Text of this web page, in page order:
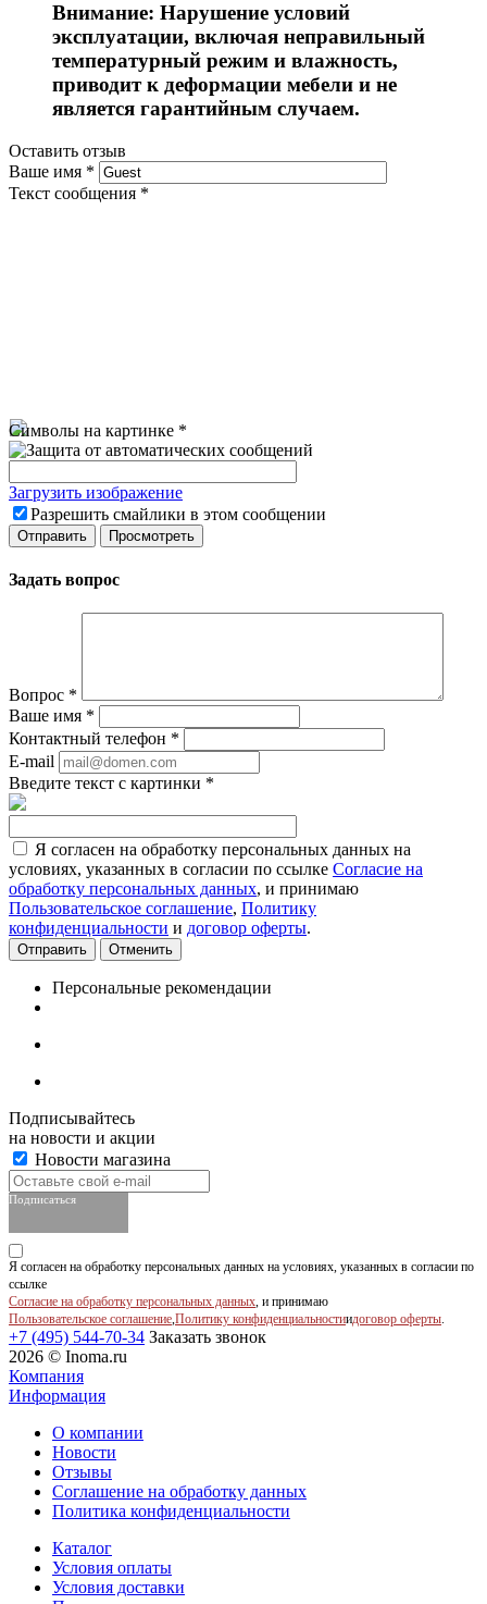
Внимание: Нарушение условий
эксплуатации, включая неправильный
температурный режим и влажность,
приводит к деформации мебели и не
является гарантийным случаем.
Оставить отзыв
Ваше имя *
Текст сообщения *
Символы на картинке *
Загрузить изображение
Разрешить смайлики в этом сообщении
Задать вопрос
Вопрос *
Ваше имя *
Контактный телефон *
E-mail
Введите текст с картинки *
Я согласен на обработку персональных данных на
условиях, указанных в согласии по ссылке Согласие на
обработку персональных данных, и принимаю
Пользовательское соглашение, Политику
конфиденциальности и договор оферты.
Отменить
Персональные рекомендации
Подписывайтесь
на новости и акции
Новости магазина
Подписаться
Я согласен на обработку персональных данных на условиях, указанных в согласии по
ссылке
Согласие на обработку персональных данных, и принимаю
Пользовательское соглашение,Политику конфиденциальностиидоговор оферты.
+7 (495) 544-70-34 Заказать звонок
2026 © Inoma.ru
Компания
Информация
О компании
Новости
Отзывы
Соглашение на обработку данных
Политика конфиденциальности
Каталог
Условия оплаты
Условия доставки